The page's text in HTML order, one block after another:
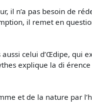
il n’a pas besoin de
il remet en
celui d’Œdipe, qui
explique la di
et de la nature par